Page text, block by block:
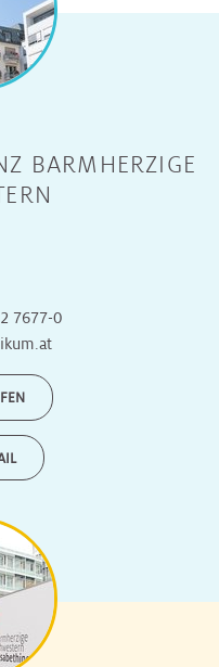
BARMHERZIGE
7677-0